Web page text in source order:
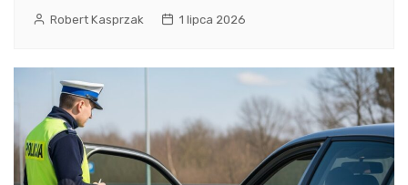
Robert Kasprzak 1 lipca 2026